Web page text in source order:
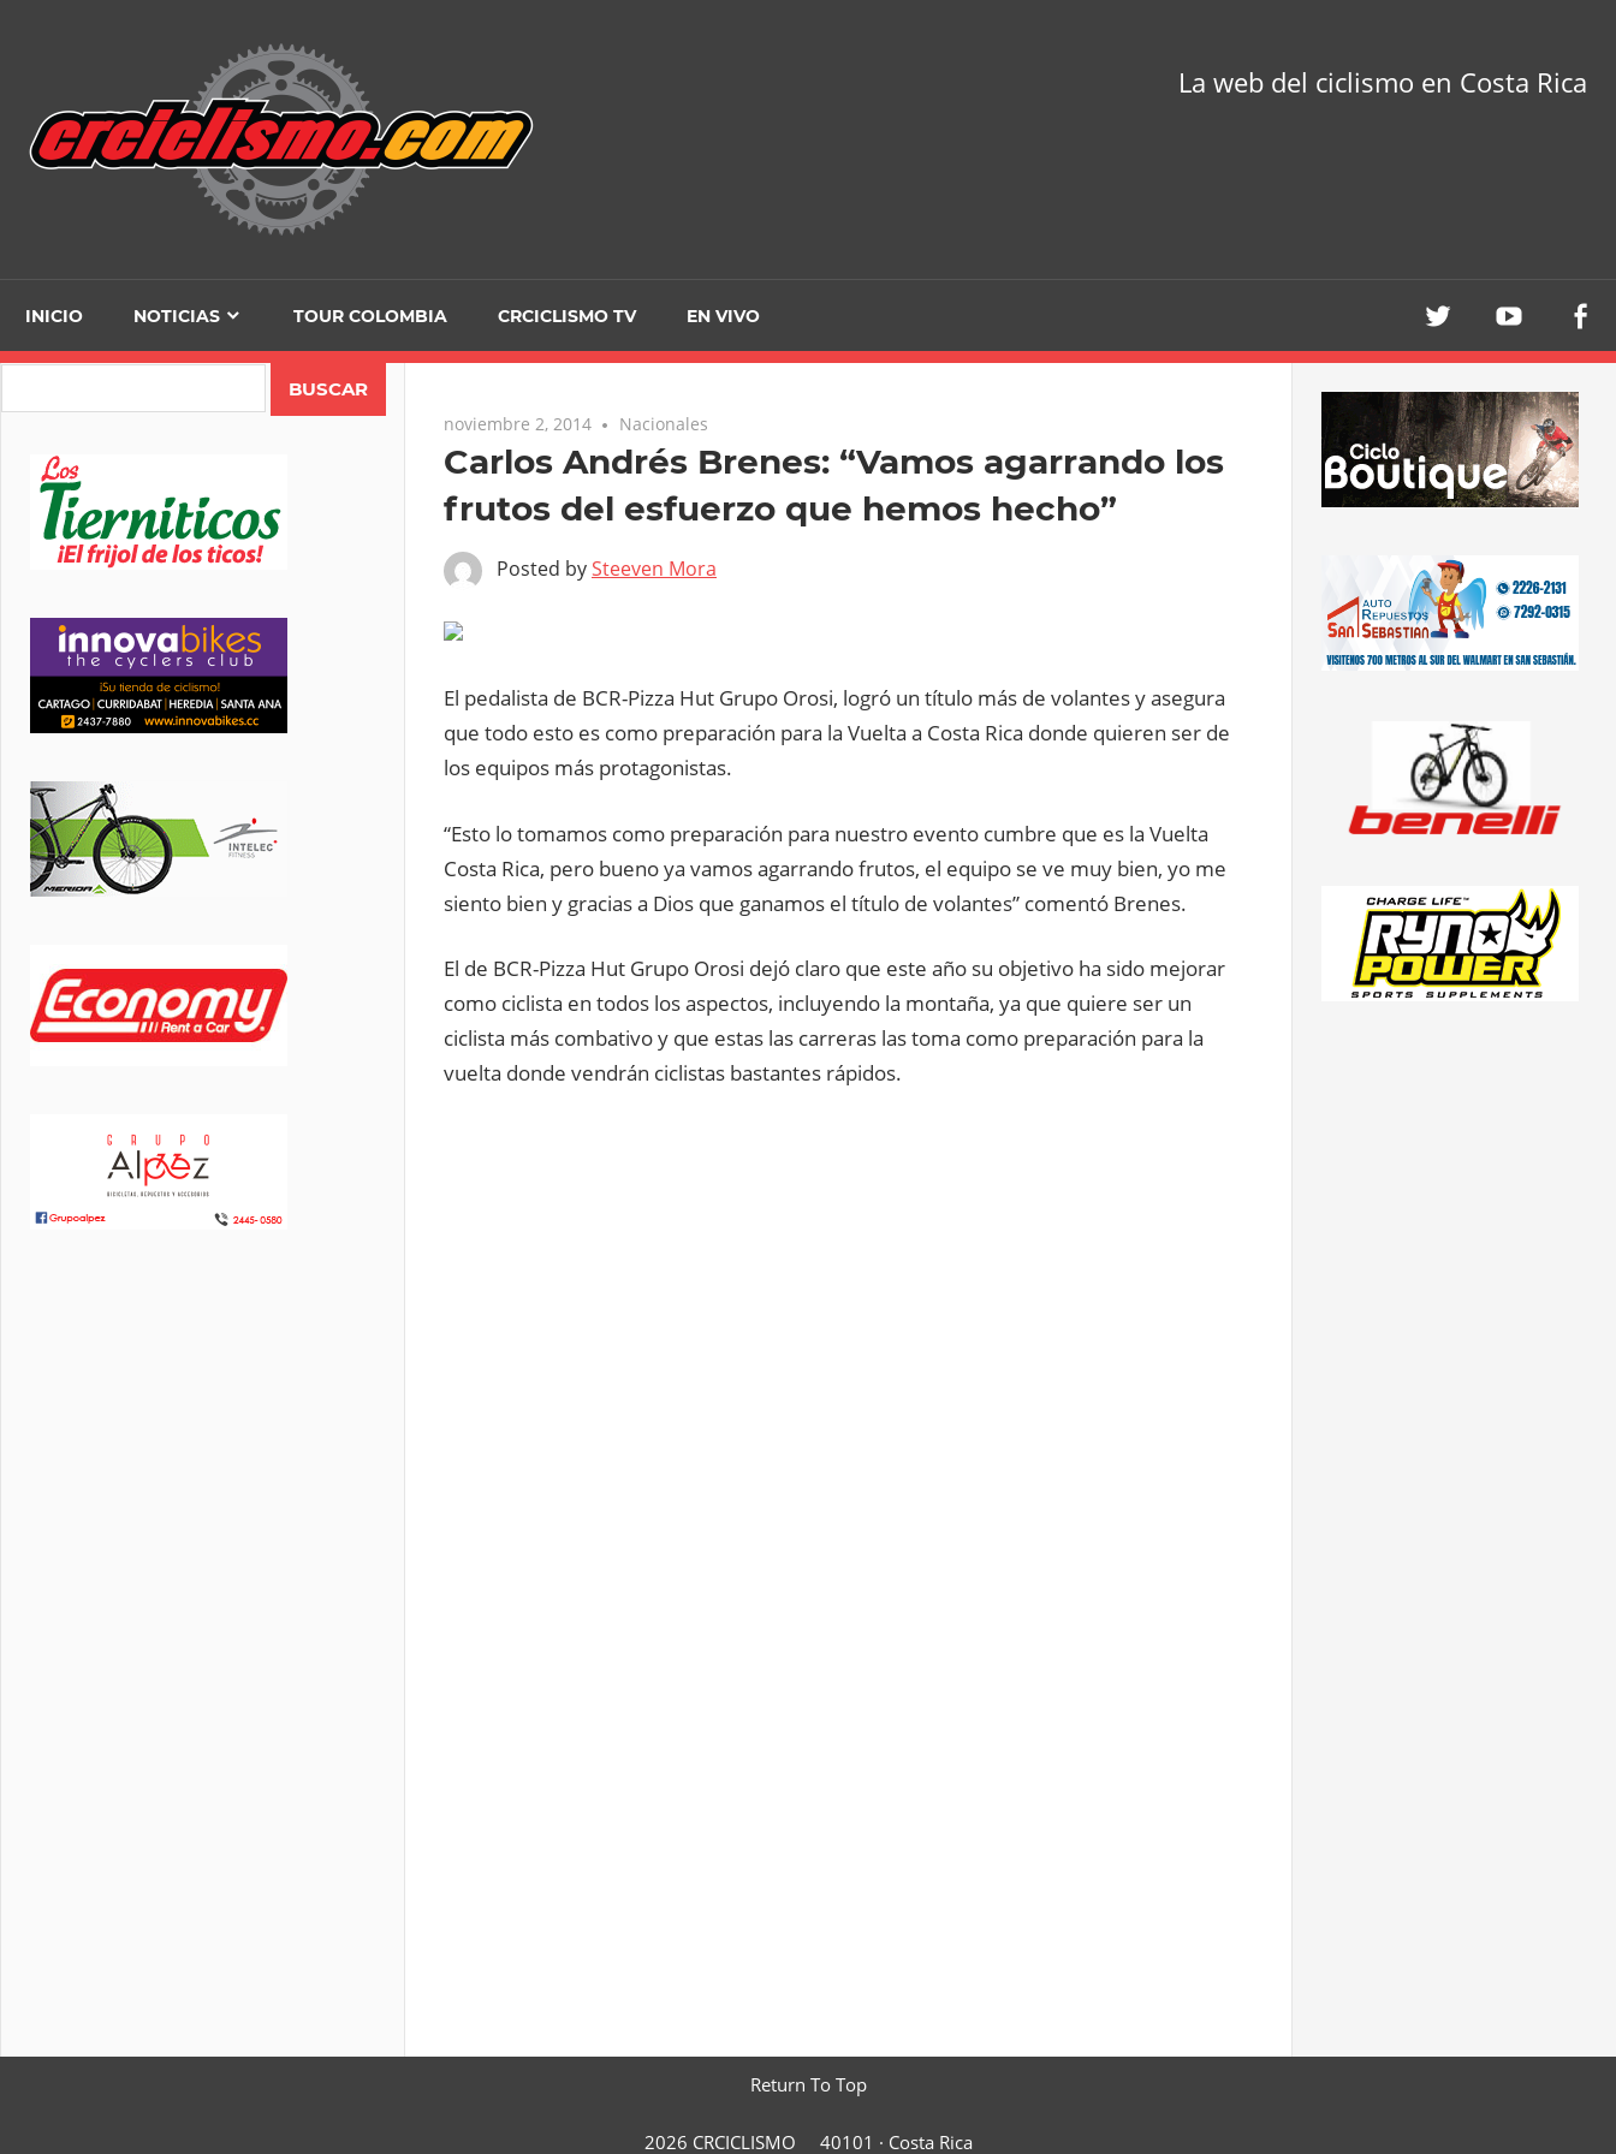
La web del ciclismo en Costa Rica
INICIO NOTICIAS TOUR COLOMBIA CRCICLISMO TV EN VIVO
noviembre 2, 2014 Nacionales
Carlos Andrés Brenes: “Vamos agarrando los
frutos del esfuerzo que hemos hecho”
Posted bySteeven Mora
El pedalista de BCR-Pizza Hut Grupo Orosi, logró un título más de volantes y asegura
que todo esto es como preparación para la Vuelta a Costa Rica donde quieren ser de
los equipos más protagonistas.
“Esto lo tomamos como preparación para nuestro evento cumbre que es la Vuelta
Costa Rica, pero bueno ya vamos agarrando frutos, el equipo se ve muy bien, yo me
siento bien y gracias a Dios que ganamos el título de volantes” comentó Brenes.
El de BCR-Pizza Hut Grupo Orosi dejó claro que este año su objetivo ha sido mejorar
como ciclista en todos los aspectos, incluyendo la montaña, ya que quiere ser un
ciclista más combativo y que estas las carreras las toma como preparación para la
vuelta donde vendrán ciclistas bastantes rápidos.
Return To Top
2026 CRCICLISMO 40101 · Costa Rica